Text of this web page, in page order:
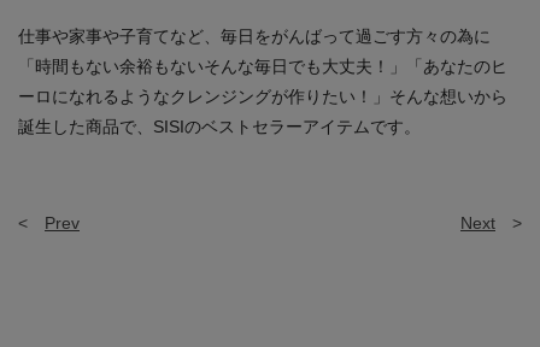
仕事や家事や子育てなど、毎日をがんばって過ごす方々の為に
「時間もない余裕もないそんな毎日でも大丈夫！」「あなたのヒ
ーロになれるようなクレンジングが作りたい！」そんな想いから
誕生した商品で、SISIのベストセラーアイテムです。
< Prev Next >